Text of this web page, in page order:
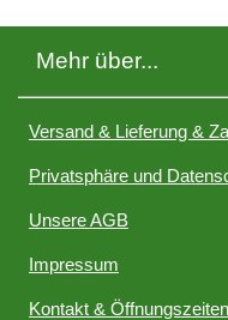
Mehr über...
Versand & Lieferung &
Privatsphäre und
Unsere AGB
Impressum
Kontakt & Öffnungszeiten